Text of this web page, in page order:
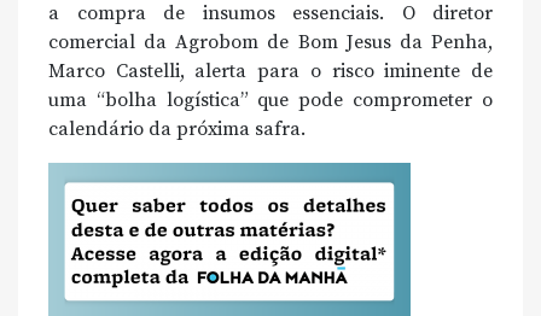
a compra de insumos essenciais. O diretor
comercial da Agrobom de Bom Jesus da Penha,
Marco Castelli, alerta para o risco iminente de
uma “bolha logística” que pode comprometer o
calendário da próxima safra.